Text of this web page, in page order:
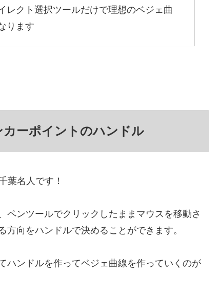
レクト選択ツールだけで理想のベジェ曲
ります
ーポイントのハンドル
葉名人です！
ペンツールでクリックしたままマウスを移動さ
向をハンドルで決めることができます。
ハンドルを作ってベジェ曲線を作っていくのが